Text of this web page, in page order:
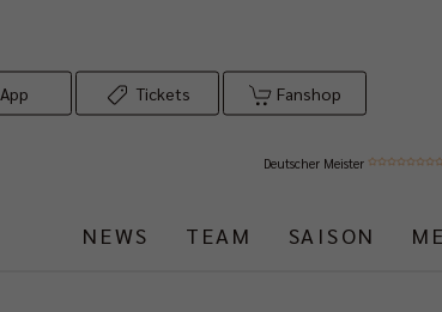
App Tickets Fanshop
Deutscher Meister
NEWS TEAM SAISON